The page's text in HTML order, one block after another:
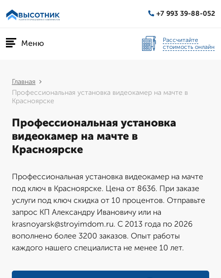
+7 993 39-88-052
Меню
Рассчитайте
стоимость онлайн
Главная
Профессиональная установка видеокамер на мачте в
Красноярске
Профессиональная установка
видеокамер на мачте в
Красноярске
Профессиональная установка видеокамер на мачте
под ключ в Красноярске. Цена от 8636. При заказе
услуги под ключ скидка от 10 процентов. Отправьте
запрос КП Александру Ивановичу или на
krasnoyarsk@stroyimdom.ru. С 2013 года по 2026
вополнено более 3200 заказов. Опыт работы
каждого нашего специалиста не менее 10 лет.